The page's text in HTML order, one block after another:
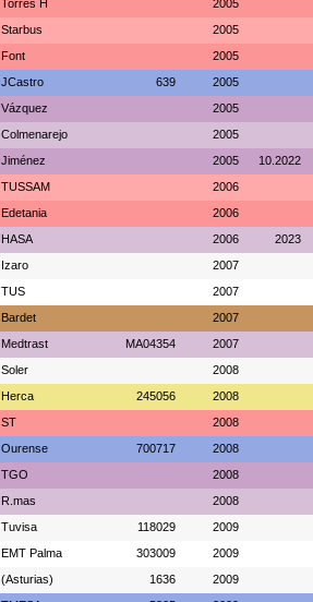
Torres H 2005
Starbus 2005
Font 2005
JCastro 639 2005
Vázquez 2005
Colmenarejo 2005
Jiménez 2005 10.2022
TUSSAM 2006
Edetania 2006
HASA 2006 2023
Izaro 2007
TUS 2007
Bardet 2007
Medtrast MA04354 2007
Soler 2008
Herca 245056 2008
ST 2008
Ourense 700717 2008
TGO 2008
R.mas 2008
Tuvisa 118029 2009
EMT Palma 303009 2009
(Asturias) 1636 2009